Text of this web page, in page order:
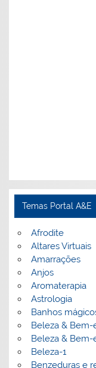
Temas Portal A&E
Afrodite
Altares Virtuais
Amarrações
Anjos
Aromaterapia
Astrologia
Banhos
Beleza & Bem-
Beleza & Bem-
Beleza-1
Benzeduras e